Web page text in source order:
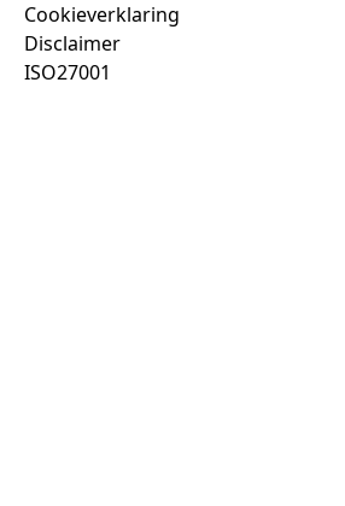
Cookieverklaring
Disclaimer
ISO27001